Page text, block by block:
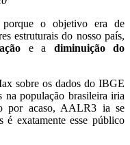
porque o objetivo era de
estruturais do nosso país,
e a diminuição do
sobre os dados do IBGE
na população brasileira iria
por acaso, AALR3 ia se
exatamente esse público